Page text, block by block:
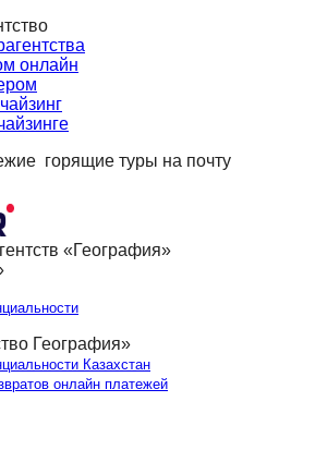
онлайн
горящие туры на почту
«География»
География»
Казахстан
онлайн платежей